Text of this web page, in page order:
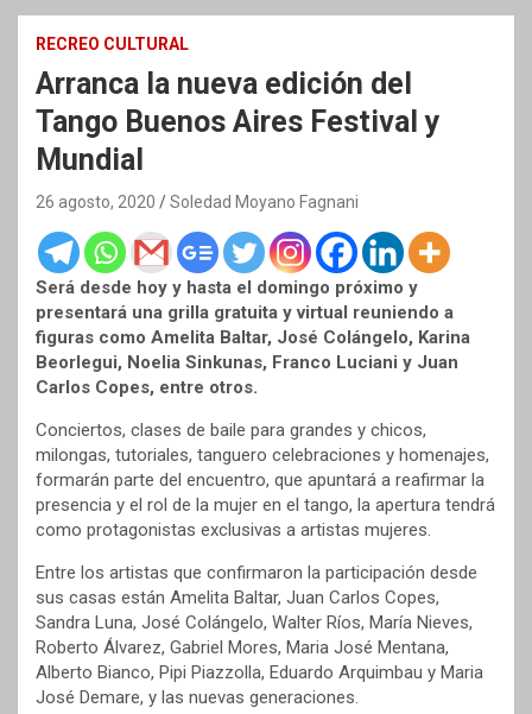
RECREO CULTURAL
Arranca la nueva edición del
Tango Buenos Aires Festival y
Mundial
26 agosto, 2020 Soledad Moyano Fagnani
Será desde hoy y hasta el domingo próximo y
presentará una grilla gratuita y virtual reuniendo a
figuras como Amelita Baltar, José Colángelo, Karina
Beorlegui, Noelia Sinkunas, Franco Luciani y Juan
Carlos Copes, entre otros.
Conciertos, clases de baile para grandes y chicos,
milongas, tutoriales, tanguero celebraciones y homenajes,
formarán parte del encuentro, que apuntará a reafirmar la
presencia y el rol de la mujer en el tango, la apertura tendrá
como protagonistas exclusivas a artistas mujeres.
Entre los artistas que confirmaron la participación desde
sus casas están Amelita Baltar, Juan Carlos Copes,
Sandra Luna, José Colángelo, Walter Ríos, María Nieves,
Roberto Álvarez, Gabriel Mores, Maria José Mentana,
Alberto Bianco, Pipi Piazzolla, Eduardo Arquimbau y Maria
José Demare, y las nuevas generaciones.